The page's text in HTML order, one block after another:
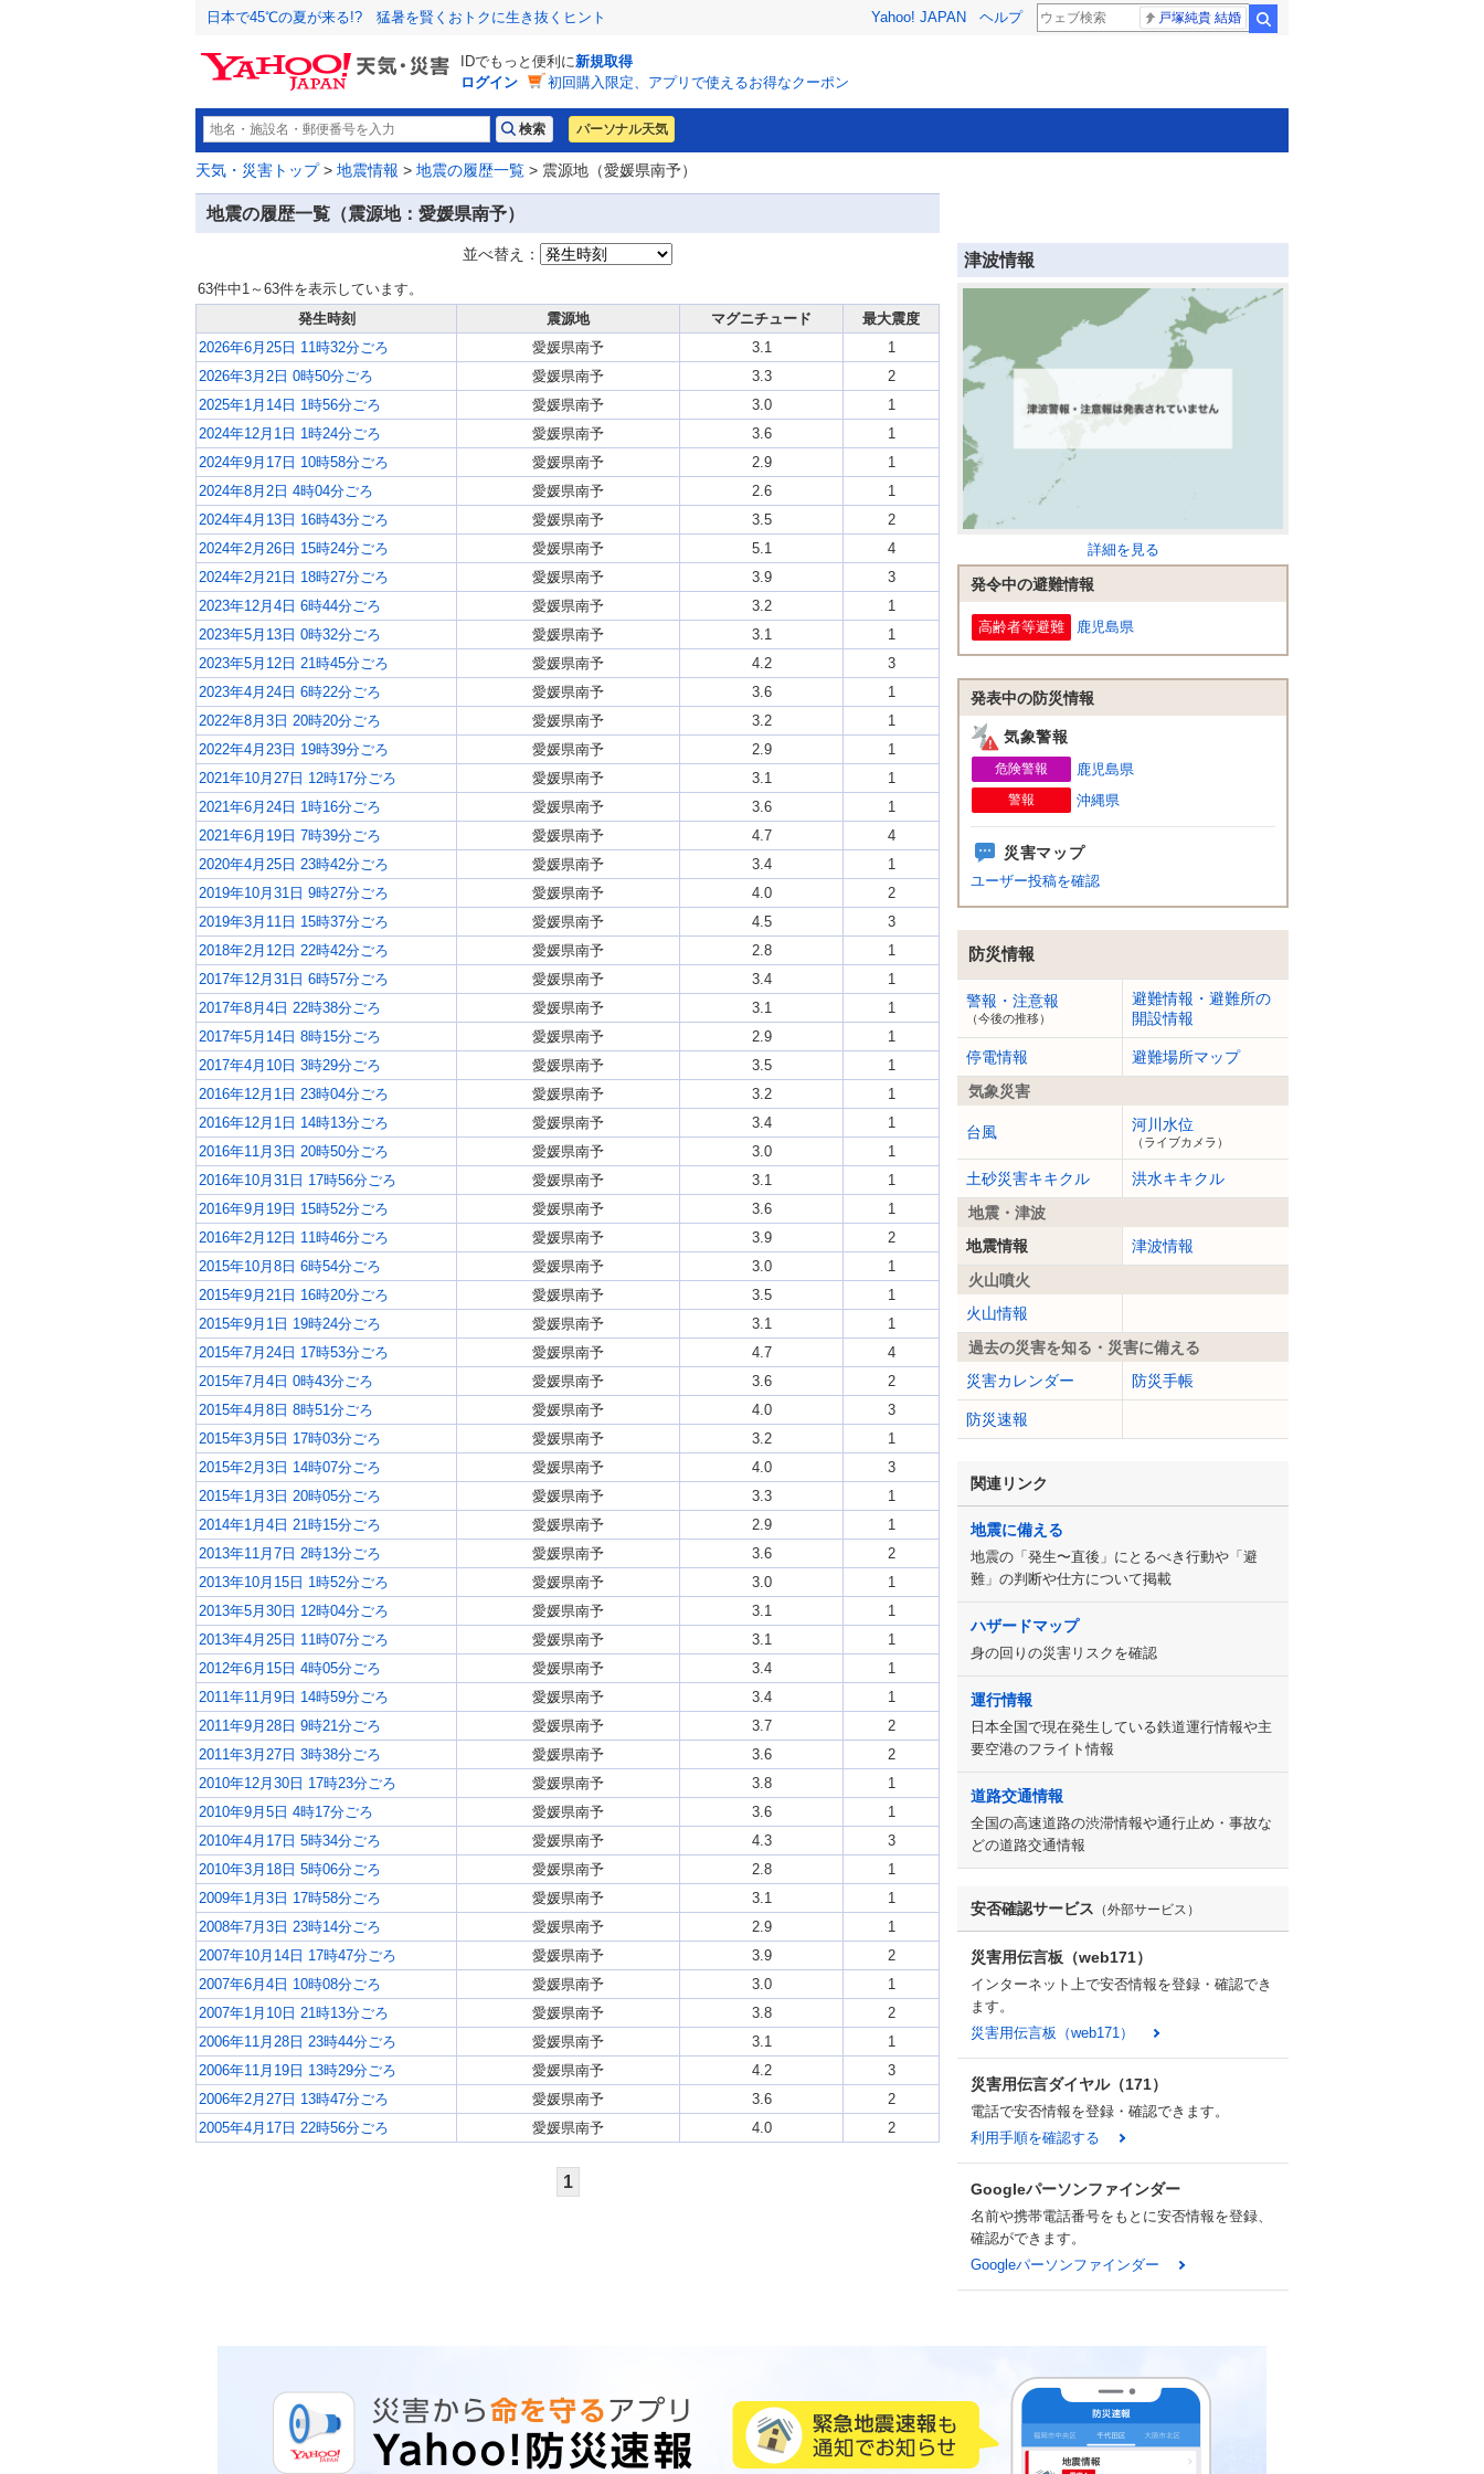
日本で45℃の夏が来る!? 猛暑を賢くおトクに生き抜くヒント Yahoo! JAPAN ヘルプ 戸塚純貴 結婚
IDでもっと便利に新規取得
ログイン
初回購入限定、アプリで使えるお得なクーポン
パーソナル天気
天気・災害トップ> 地震情報 > 地震の履歴一覧 > 震源地（愛媛県南予）
地震の履歴一覧（震源地：愛媛県南予）
並べ替え：
63件中1～63件を表示しています。
発生時刻
震源地 マグニチュード
最大震度
2026年6月25日 11時32分ごろ
愛媛県南予 3.1
1
2026年3月2日 0時50分ごろ
愛媛県南予 3.3
2
2025年1月14日 1時56分ごろ
愛媛県南予 3.0
1
2024年12月1日 1時24分ごろ
愛媛県南予 3.6
1
2024年9月17日 10時58分ごろ
愛媛県南予 2.9
1
2024年8月2日 4時04分ごろ
愛媛県南予 2.6
1
2024年4月13日 16時43分ごろ
愛媛県南予 3.5
2
2024年2月26日 15時24分ごろ
愛媛県南予 5.1
4
2024年2月21日 18時27分ごろ
愛媛県南予 3.9
3
2023年12月4日 6時44分ごろ
愛媛県南予 3.2
1
2023年5月13日 0時32分ごろ
愛媛県南予 3.1
1
2023年5月12日 21時45分ごろ
愛媛県南予 4.2
3
2023年4月24日 6時22分ごろ
愛媛県南予 3.6
1
2022年8月3日 20時20分ごろ
愛媛県南予 3.2
1
2022年4月23日 19時39分ごろ
愛媛県南予 2.9
1
2021年10月27日 12時17分ごろ
愛媛県南予 3.1
1
2021年6月24日 1時16分ごろ
愛媛県南予 3.6
1
2021年6月19日 7時39分ごろ
愛媛県南予 4.7
4
2020年4月25日 23時42分ごろ
愛媛県南予 3.4
1
2019年10月31日 9時27分ごろ
愛媛県南予 4.0
2
2019年3月11日 15時37分ごろ
愛媛県南予 4.5
3
2018年2月12日 22時42分ごろ
愛媛県南予 2.8
1
2017年12月31日 6時57分ごろ
愛媛県南予 3.4
1
2017年8月4日 22時38分ごろ
愛媛県南予 3.1
1
2017年5月14日 8時15分ごろ
愛媛県南予 2.9
1
2017年4月10日 3時29分ごろ
愛媛県南予 3.5
1
2016年12月1日 23時04分ごろ
愛媛県南予 3.2
1
2016年12月1日 14時13分ごろ
愛媛県南予 3.4
1
2016年11月3日 20時50分ごろ
愛媛県南予 3.0
1
2016年10月31日 17時56分ごろ
愛媛県南予 3.1
1
2016年9月19日 15時52分ごろ
愛媛県南予 3.6
1
2016年2月12日 11時46分ごろ
愛媛県南予 3.9
2
2015年10月8日 6時54分ごろ
愛媛県南予 3.0
1
2015年9月21日 16時20分ごろ
愛媛県南予 3.5
1
2015年9月1日 19時24分ごろ
愛媛県南予 3.1
1
2015年7月24日 17時53分ごろ
愛媛県南予 4.7
4
2015年7月4日 0時43分ごろ
愛媛県南予 3.6
2
2015年4月8日 8時51分ごろ
愛媛県南予 4.0
3
2015年3月5日 17時03分ごろ
愛媛県南予 3.2
1
2015年2月3日 14時07分ごろ
愛媛県南予 4.0
3
2015年1月3日 20時05分ごろ
愛媛県南予 3.3
1
2014年1月4日 21時15分ごろ
愛媛県南予 2.9
1
2013年11月7日 2時13分ごろ
愛媛県南予 3.6
2
2013年10月15日 1時52分ごろ
愛媛県南予 3.0
1
2013年5月30日 12時04分ごろ
愛媛県南予 3.1
1
2013年4月25日 11時07分ごろ
愛媛県南予 3.1
1
2012年6月15日 4時05分ごろ
愛媛県南予 3.4
1
2011年11月9日 14時59分ごろ
愛媛県南予 3.4
1
2011年9月28日 9時21分ごろ
愛媛県南予 3.7
2
2011年3月27日 3時38分ごろ
愛媛県南予 3.6
2
2010年12月30日 17時23分ごろ
愛媛県南予 3.8
1
2010年9月5日 4時17分ごろ
愛媛県南予 3.6
1
2010年4月17日 5時34分ごろ
愛媛県南予 4.3
3
2010年3月18日 5時06分ごろ
愛媛県南予 2.8
1
2009年1月3日 17時58分ごろ
愛媛県南予 3.1
1
2008年7月3日 23時14分ごろ
愛媛県南予 2.9
1
2007年10月14日 17時47分ごろ
愛媛県南予 3.9
2
2007年6月4日 10時08分ごろ
愛媛県南予 3.0
1
2007年1月10日 21時13分ごろ
愛媛県南予 3.8
2
2006年11月28日 23時44分ごろ
愛媛県南予 3.1
1
2006年11月19日 13時29分ごろ
愛媛県南予 4.2
3
2006年2月27日 13時47分ごろ
愛媛県南予 3.6
2
2005年4月17日 22時56分ごろ
愛媛県南予 4.0 2
1
津波情報
詳細を見る
発令中の避難情報
高齢者等避難 鹿児島県
発表中の防災情報
気象警報
危険警報 鹿児島県
警報 沖縄県
災害マップ
ユーザー投稿を確認
防災情報
警報・注意報
（今後の推移）
避難情報・避難所の
開設情報
停電情報
避難場所マップ
気象災害
台風 河川水位
（ライブカメラ）
土砂災害キキクル
洪水キキクル
地震・津波
地震情報
津波情報
火山噴火
火山情報
過去の災害を知る・災害に備える
災害カレンダー
防災手帳
防災速報
関連リンク
地震に備える
地震の「発生〜直後」にとるべき行動や「避
難」の判断や仕方について掲載
ハザードマップ
身の回りの災害リスクを確認
運行情報
日本全国で現在発生している鉄道運行情報や主
要空港のフライト情報
道路交通情報
全国の高速道路の渋滞情報や通行止め・事故な
どの道路交通情報
安否確認サービス （外部サービス）
災害用伝言板（web171）
インターネット上で安否情報を登録・確認でき
ます。
災害用伝言板（web171）
災害用伝言ダイヤル（171）
電話で安否情報を登録・確認できます。
利用手順を確認する
Googleパーソンファインダー
名前や携帯電話番号をもとに安否情報を登録、
確認ができます。
Googleパーソンファインダー